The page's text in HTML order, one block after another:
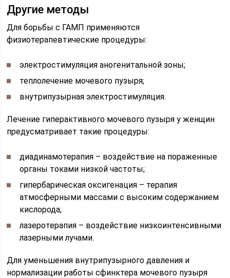
Другие методы
Для борьбы с ГАМП применяются
физиотерапевтические процедуры:
электростимуляция аногенитальной зоны;
теплолечение мочевого пузыря;
внутрипузырная электростимуляция.
Лечение гиперактивного мочевого пузыря у женщин
предусматривает такие процедуры:
диадинамотерапия – воздействие на пораженные
органы токами низкой частоты;
гипербарическая оксигенация – терапия
атмосферными массами с высоким содержанием
кислорода;
лазеротерапия – воздействие низкоинтенсивными
лазерными лучами.
Для уменьшения внутрипузырного давления и
нормализации работы сфинктера мочевого пузыря